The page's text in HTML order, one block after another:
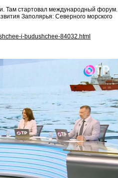
Там стартовал международный форум.
Заполярья: Северного морского
i-budushchee-84032.html